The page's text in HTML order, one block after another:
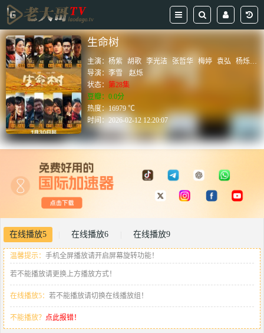
生命树
主演：杨紫 胡歌 李光洁 张哲华 梅婷 袁弘 杨烁
周
导演：李雪
赵烁
状态： 第28集
豆瓣：0.0分
热度：16979 ℃
时间：2026-02-12 12:20:07
在线播放5 在线播放6 在线播放9
温馨提示： 手机全屏播放请开启屏幕旋转功能！
若不能播放请更换上方播放方式！
在线播放5： 若不能播放请切换在线播放组！
不能播放？ 点此报错！